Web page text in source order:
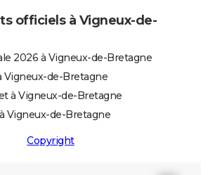
officiels à Vigneux-de-
2026 à Vigneux-de-Bretagne
Vigneux-de-Bretagne
à Vigneux-de-Bretagne
Vigneux-de-Bretagne
Copyright